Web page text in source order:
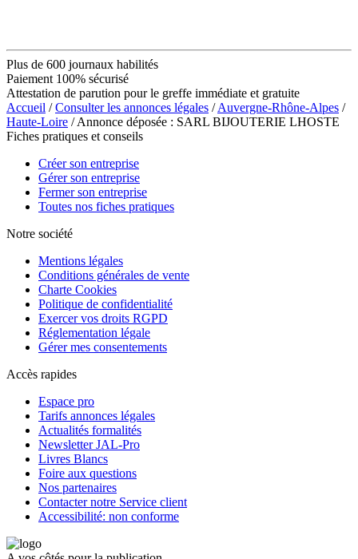
Plus de 600 journaux habilités
Paiement 100% sécurisé
Attestation de parution pour le greffe immédiate et gratuite
Accueil /Consulter les annonces légales /Auvergne-Rhône-Alpes /
Haute-Loire / Annonce déposée : SARL BIJOUTERIE LHOSTE
Fiches pratiques et conseils
Créer son entreprise
Gérer son entreprise
Fermer son entreprise
Toutes nos fiches pratiques
Notre société
Mentions légales
Conditions générales de vente
Charte Cookies
Politique de confidentialité
Exercer vos droits RGPD
Réglementation légale
Gérer mes consentements
Accès rapides
Espace pro
Tarifs annonces légales
Actualités formalités
Newsletter JAL-Pro
Livres Blancs
Foire aux questions
Nos partenaires
Contacter notre Service client
Accessibilité: non conforme